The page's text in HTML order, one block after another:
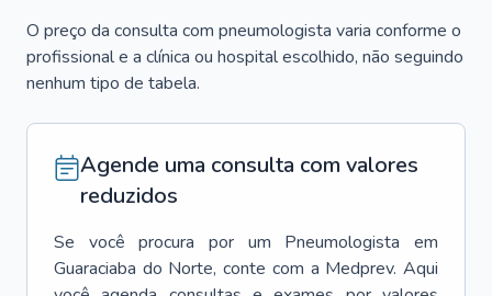
O preço da consulta com pneumologista varia conforme o
profissional e a clínica ou hospital escolhido, não seguindo
nenhum tipo de tabela.
Agende uma consulta com valores
reduzidos
Se você procura por um Pneumologista
em
Guaraciaba do Norte, conte com a Medprev. Aqui